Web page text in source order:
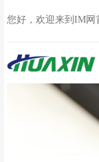
您好，欢迎来到IM网